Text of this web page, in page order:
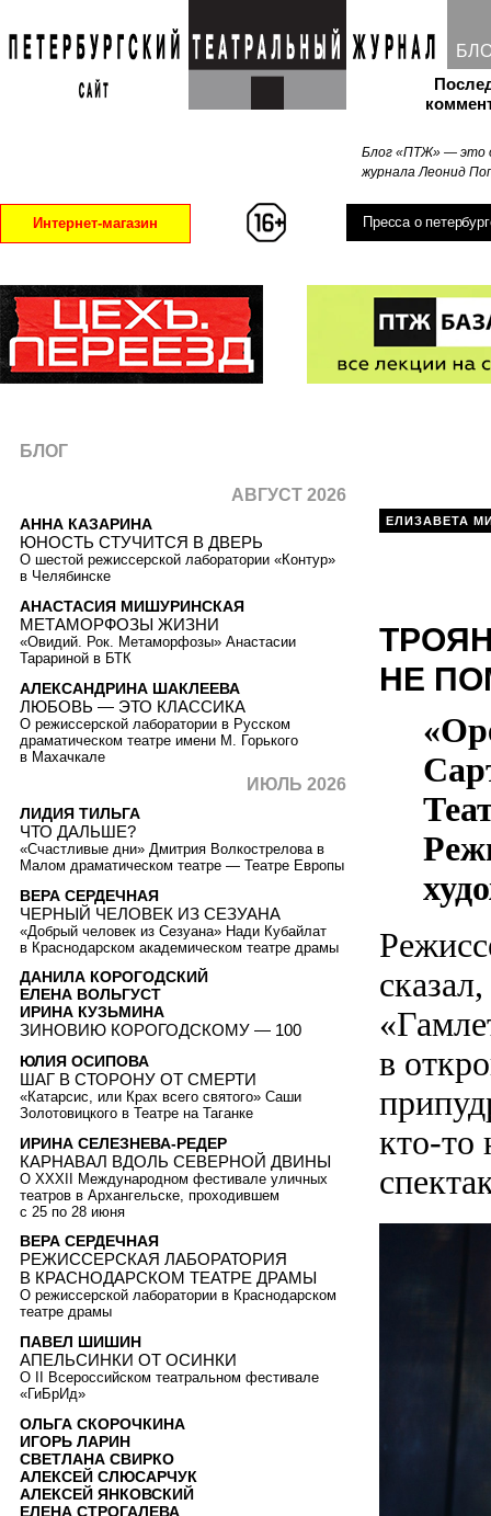
Блог «ПТЖ» — это
журнала Леонид
Интернет-магазин Пресса о
ЕЛИЗАВЕТА
НЕ
в
кто-то
БЛОГ
АВГУСТ 2026
АННА КАЗАРИНА
ЮНОСТЬ СТУЧИТСЯ В ДВЕРЬ
О шестой режиссерской лаборатории «Контур»
в Челябинске
АНАСТАСИЯ МИШУРИНСКАЯ
МЕТАМОРФОЗЫ ЖИЗНИ
«Овидий. Рок. Метаморфозы» Анастасии
Тарариной в БТК
АЛЕКСАНДРИНА ШАКЛЕЕВА
ЛЮБОВЬ — ЭТО КЛАССИКА
О режиссерской лаборатории в Русском
драматическом театре имени М. Горького
в Махачкале
ИЮЛЬ 2026
ЛИДИЯ ТИЛЬГА
ЧТО ДАЛЬШЕ?
«Счастливые дни» Дмитрия Волкострелова в
Малом драматическом театре — Театре Европы
ВЕРА СЕРДЕЧНАЯ
ЧЕРНЫЙ ЧЕЛОВЕК ИЗ СЕЗУАНА
«Добрый человек из Сезуана» Нади Кубайлат
в Краснодарском академическом театре драмы
ДАНИЛА КОРОГОДСКИЙ
ЕЛЕНА ВОЛЬГУСТ
ИРИНА КУЗЬМИНА
ЗИНОВИЮ КОРОГОДСКОМУ — 100
ЮЛИЯ ОСИПОВА
ШАГ В СТОРОНУ ОТ СМЕРТИ
«Катарсис, или Крах всего святого» Саши
Золотовицкого в Театре на Таганке
ИРИНА СЕЛЕЗНЕВА-РЕДЕР
КАРНАВАЛ ВДОЛЬ СЕВЕРНОЙ ДВИНЫ
О XXXII Международном фестивале уличных
театров в Архангельске, проходившем
с 25 по 28 июня
ВЕРА СЕРДЕЧНАЯ
РЕЖИССЕРСКАЯ ЛАБОРАТОРИЯ
В КРАСНОДАРСКОМ ТЕАТРЕ ДРАМЫ
О режиссерской лаборатории в Краснодарском
театре драмы
ПАВЕЛ ШИШИН
АПЕЛЬСИНКИ ОТ ОСИНКИ
О II Всероссийском театральном фестивале
«ГиБрИд»
ОЛЬГА СКОРОЧКИНА
ИГОРЬ ЛАРИН
СВЕТЛАНА СВИРКО
АЛЕКСЕЙ СЛЮСАРЧУК
АЛЕКСЕЙ ЯНКОВСКИЙ
ЕЛЕНА СТРОГАЛЕВА